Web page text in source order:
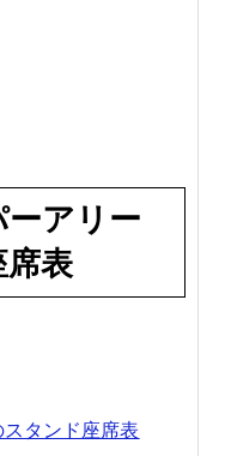
アリー
表
タンド座席表